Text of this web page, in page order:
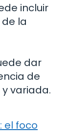
incluir
la
dar
de
variada.
el foco